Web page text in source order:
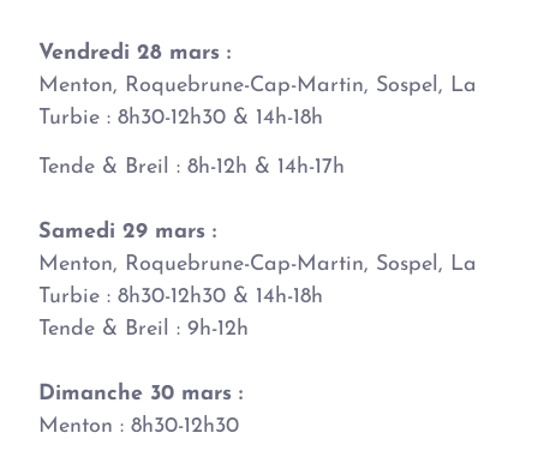
Vendredi 28 mars :
Menton, Roquebrune-Cap-Martin, Sospel, La
Turbie : 8h30-12h30 & 14h-18h
Tende & Breil : 8h-12h & 14h-17h
Samedi 29 mars :
Menton, Roquebrune-Cap-Martin, Sospel, La
Turbie : 8h30-12h30 & 14h-18h
Tende & Breil : 9h-12h
Dimanche 30 mars :
Menton : 8h30-12h30